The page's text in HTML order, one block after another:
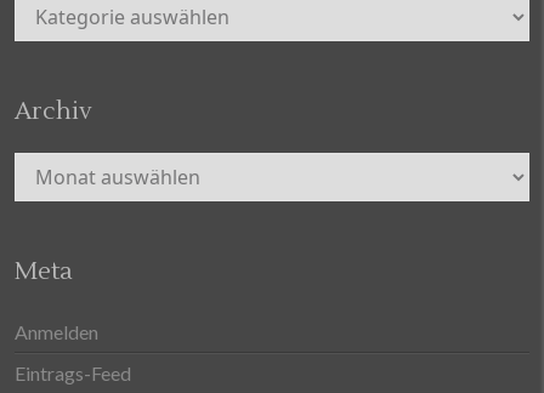
Kategorien
Archiv
Archiv
Meta
Anmelden
Eintrags-Feed